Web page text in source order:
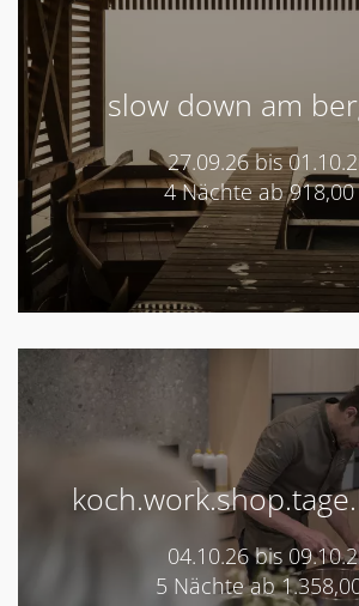
slow down am
27.09.26 bis
4 Nächte ab
04.10.26 bis
5 Nächte ab